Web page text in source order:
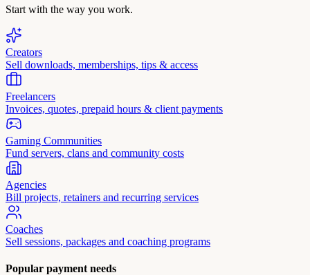
Start with the way you work.
Creators
Sell downloads, memberships, tips & access
Freelancers
Invoices, quotes, prepaid hours & client payments
Gaming Communities
Fund servers, clans and community costs
Agencies
Bill projects, retainers and recurring services
Coaches
Sell sessions, packages and coaching programs
Popular payment needs